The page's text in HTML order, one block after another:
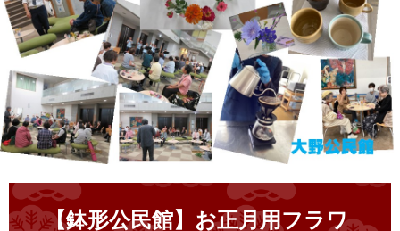
本
文
【鉢形公民館】お正月用フラワ